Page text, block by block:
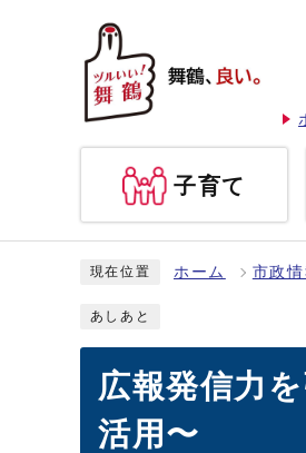
子育て
現在位置 ホーム 市政情
あしあと
広報発信力
活用〜